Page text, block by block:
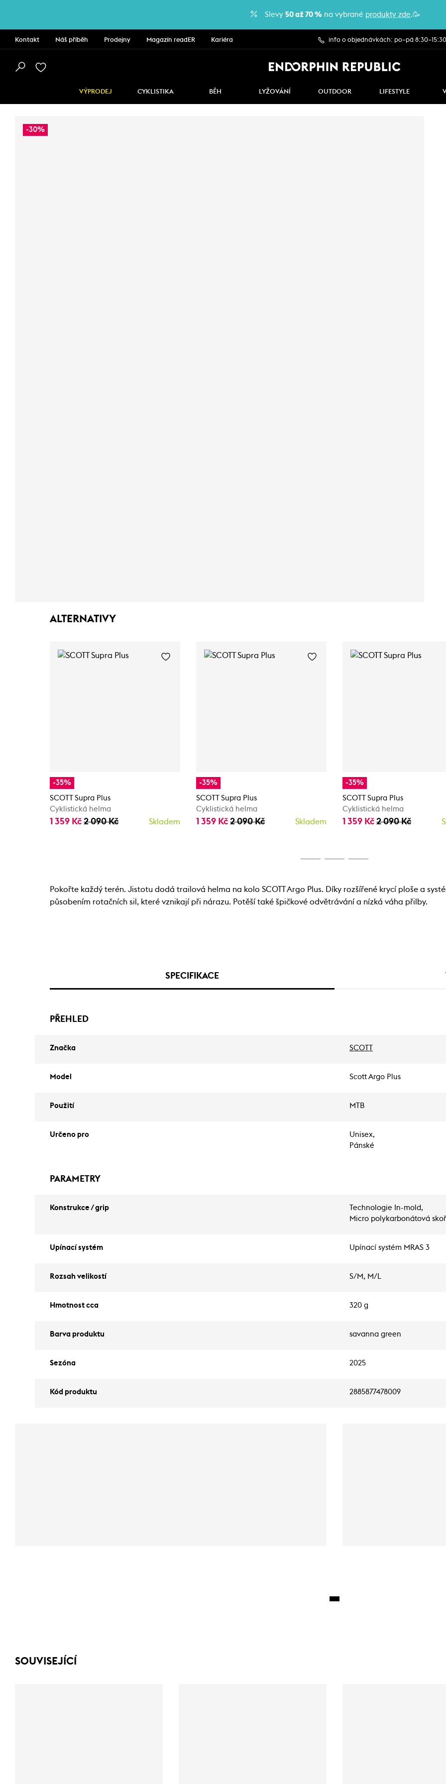
Slevy 50 až 70 % na vybrané produkty zde.🥳
Kontakt Náš příběh Prodejny Magazín readER Kariéra info o objednávkách: po–pá 8:30–15:30
VÝPRODEJ CYKLISTIKA BĚH LYŽOVÁNÍ OUTDOOR LIFESTYLE
-30%
ALTERNATIVY
-35%
SCOTT Supra Plus
Cyklistická helma
1 359 Kč 2 090 Kč Skladem
-35%
SCOTT Supra Plus
Cyklistická helma
1 359 Kč 2 090 Kč Skladem
-35%
SCOTT Supra Plus
Cyklistická helma
1 359 Kč 2 090 Kč
Pokořte každý terén. Jistotu dodá trailová helma na kolo SCOTT Argo Plus. Díky rozšířené krycí ploše a
působením rotačních sil, které vznikají při nárazu. Potěší také špičkové odvětrávání a nízká váha přilby.
SPECIFIKACE
PŘEHLED
Značka SCOTT
Model Scott Argo Plus
Použití MTB
Určeno pro
Unisex,
Pánské
PARAMETRY
Konstrukce / grip
Technologie In-mold,
Micro polykarbonátová
Upínací systém Upínací systém MRAS 3
Rozsah velikostí S/M, M/L
Hmotnost cca 320 g
Barva produktu savanna green
Sezóna 2025
Kód produktu 2885877478009
SOUVISEJÍCÍ